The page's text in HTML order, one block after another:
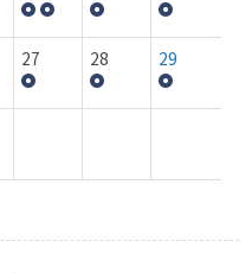
27 28 29